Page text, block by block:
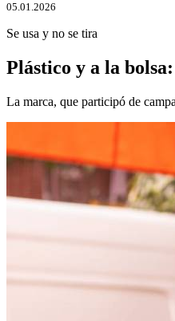
05.01.2026
Se usa y no se tira
Plástico y a la
La marca, que participó de